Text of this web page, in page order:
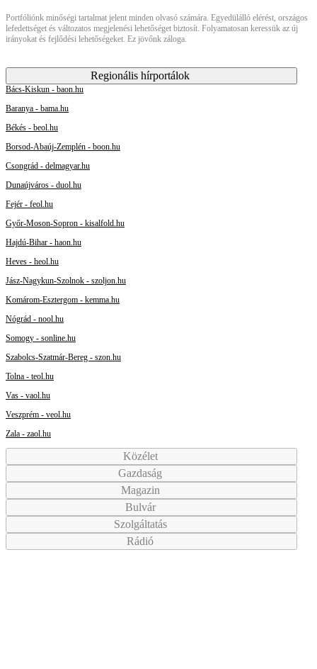
Portfóliónk minőségi tartalmat jelent minden olvasó számára. Egyedülálló elérést, országos
lefedettséget és változatos megjelenési lehetőséget biztosít. Folyamatosan keressük az új
irányokat és fejlődési lehetőségeket. Ez jövőnk záloga.
Regionális hírportálok
Bács-Kiskun - baon.hu
Baranya - bama.hu
Békés - beol.hu
Borsod-Abaúj-Zemplén - boon.hu
Csongrád - delmagyar.hu
Dunaújváros - duol.hu
Fejér - feol.hu
Győr-Moson-Sopron - kisalfold.hu
Hajdú-Bihar - haon.hu
Heves - heol.hu
Jász-Nagykun-Szolnok - szoljon.hu
Komárom-Esztergom - kemma.hu
Nógrád - nool.hu
Somogy - sonline.hu
Szabolcs-Szatmár-Bereg - szon.hu
Tolna - teol.hu
Vas - vaol.hu
Veszprém - veol.hu
Zala - zaol.hu
Közélet
Gazdaság
Magazin
Bulvár
Szolgáltatás
Rádió